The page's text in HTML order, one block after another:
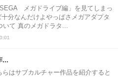
メガドライブ編」を見てしまっ
分なんだけよやっぱさメガアダプタ
て 真のメガドラタ...
...
はサブカルチャー作品を紹介すると